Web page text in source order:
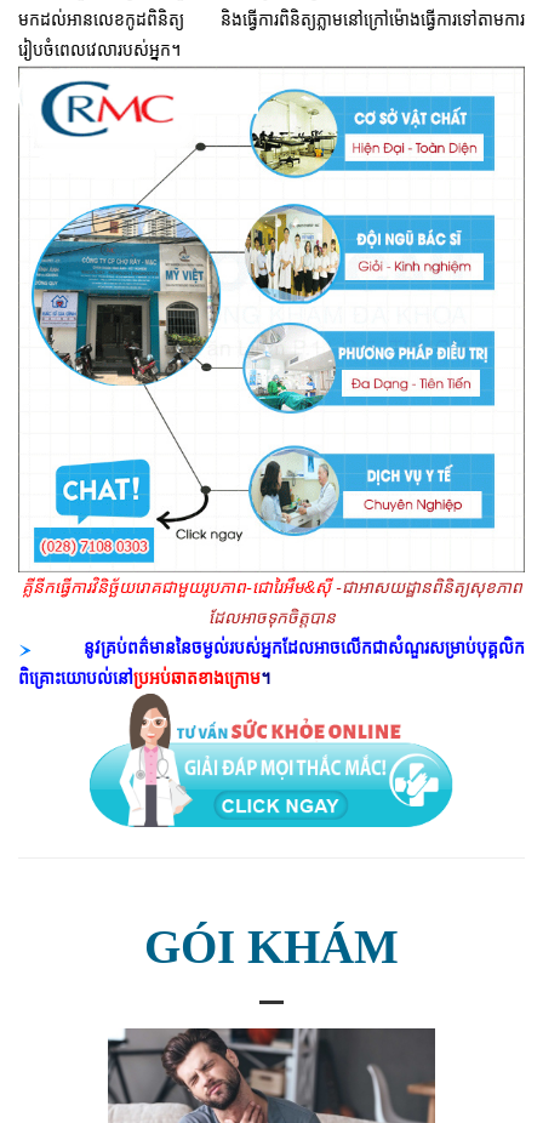
មកដល់អានលេខកូដពិនិត្យ និងធ្វើការពិនិត្យភ្លាមនៅក្រៅម៉ោងធ្វើការទៅតាមការ
រៀបចំពេលវេលារបស់អ្នក។
គ្លីនីកធ្វើការវិនិច្ឆ័យរោគជាមួយរូបភាព-ជោរៃអឹម&ស៊ី -ជាអាសយដ្ឋានពិនិត្យសុខភាព
ដែលអាចទុកចិត្តបាន
នូវគ្រប់ពត៌មាននៃចម្ងល់របស់អ្នកដែលអាចលើកជាសំណួរសម្រាប់បុគ្គលិក
ពិគ្រោះយោបល់នៅប្រអប់ឆាតខាងក្រោម។
GÓI KHÁM